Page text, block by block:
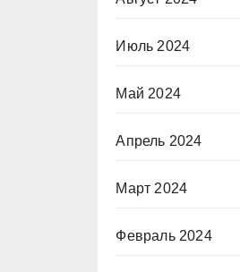
Июль 2024
Май 2024
Апрель 2024
Март 2024
Февраль 2024